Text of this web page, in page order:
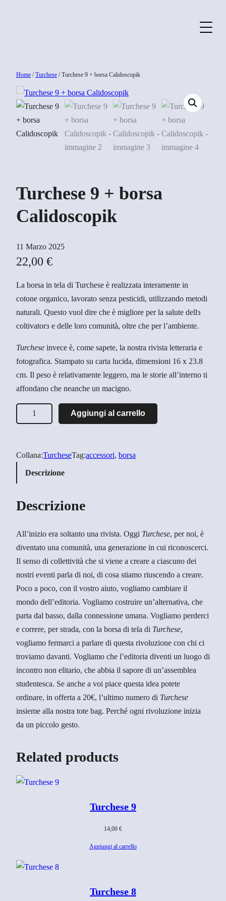
Home /Turchese / Turchese 9 + borsa Calidoscopik
Turchese 9 + borsa
Calidoscopik
11 Marzo 2025
22,00 €
La borsa in tela di Turchese è realizzata interamente in
cotone organico, lavorato senza pesticidi, utilizzando metodi
naturali. Questo vuol dire che è migliore per la salute dellɜ
coltivatorɜ e delle loro comunità, oltre che per l’ambiente.
Turchese invece è, come sapete, la nostra rivista letteraria e
fotografica. Stampato su carta lucida, dimensioni 16 x 23.8
cm. Il peso è relativamente leggero, ma le storie all’interno ti
affondano che neanche un macigno.
u
c
h
e
+
b
o
r
s
a
C
a
l
i
d
o
s
c
o
k
q
t
Aggiungi al carrello
Collana:TurcheseTag:accessori, borsa
Descrizione
Descrizione
All’inizio era soltanto una rivista. Oggi Turchese, per noi, è
diventato una comunità, una generazione in cui riconoscerci.
Il senso di collettività che si viene a creare a ciascuno dei
nostri eventi parla di noi, di cosa stiamo riuscendo a creare.
Poco a poco, con il vostro aiuto, vogliamo cambiare il
mondo dell’editoria. Vogliamo costruire un’alternativa, che
parta dal basso, dalla connessione umana. Vogliamo perderci
e correre, per strada, con la borsa di tela di Turchese,
vogliamo fermarci a parlare di questa rivoluzione con chi ci
troviamo davanti. Vogliamo che l’editoria diventi un luogo di
incontro non elitario, che abbia il sapore di un’assemblea
studentesca. Se anche a voi piace questa idea potete
ordinare, in offerta a 20€, l’ultimo numero di Turchese
insieme alla nostra tote bag. Perché ogni rivoluzione inizia
da un piccolo gesto.
Related products
Turchese 9
14,00 €
Aggiungi al carrello
Turchese 8